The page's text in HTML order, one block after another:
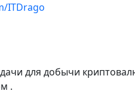
ITDrago
для добычи
.